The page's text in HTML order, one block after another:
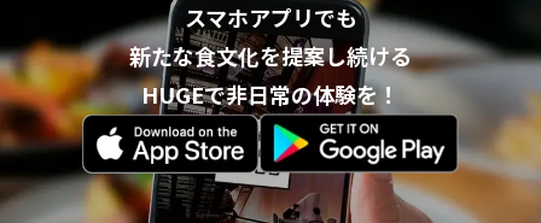
スマホアプリでも
新たな食文化を提案し続ける
HUGEで非日常の体験を！